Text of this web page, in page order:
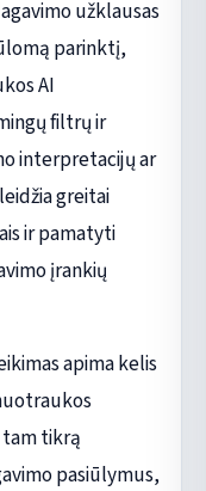
užklausas
parinktį,
AI
filtrų ir
interpretacijų ar
greitai
ir pamatyti
įrankių
apima kelis
tikrą
pasiūlymus,